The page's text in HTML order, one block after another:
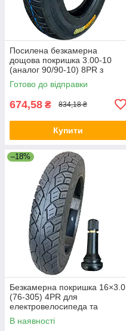
Посилена безкамерна
дощова покришка 3.00-10
(аналог 90/90-10) 8PR з
вентелем в комплекті
Готово до відправки
674,58 ₴ 834,18 ₴
Купити
–18%
Безкамерна покришка 16×3.0
(76-305) 4PR для
електровелосипеда та
електроскутера + вентиль
TR414
В наявності